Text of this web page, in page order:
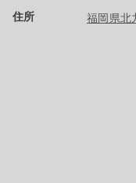
住所 福岡県北